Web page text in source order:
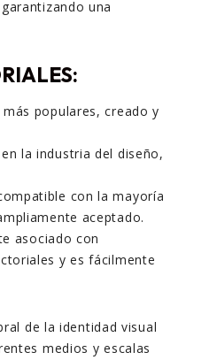
una
populares, creado y
la industria del diseño,
con la mayoría
aceptado.
asociado con
y es fácilmente
de la identidad visual
medios y escalas